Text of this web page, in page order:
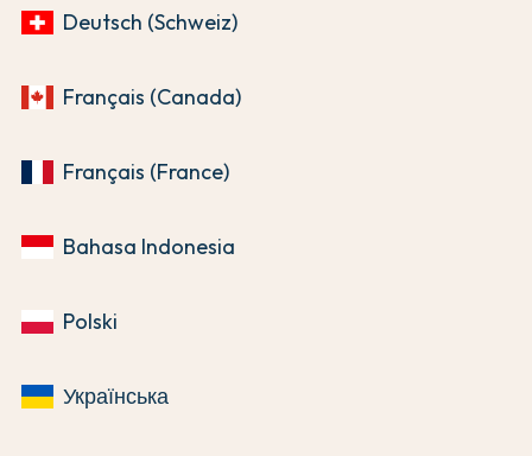
Deutsch (Schweiz)
Français (Canada)
Français (France)
Bahasa Indonesia
Polski
Українська